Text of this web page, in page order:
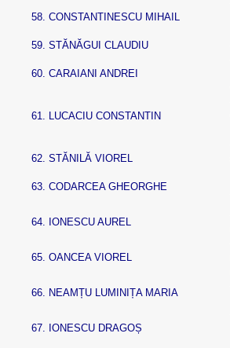
58. CONSTANTINESCU MIHAIL
59. STĂNĂGUI CLAUDIU
60. CARAIANI ANDREI
61. LUCACIU CONSTANTIN
62. STĂNILĂ VIOREL
63. CODARCEA GHEORGHE
64. IONESCU AUREL
65. OANCEA VIOREL
66. NEAMȚU LUMINIȚA MARIA
67. IONESCU DRAGOȘ